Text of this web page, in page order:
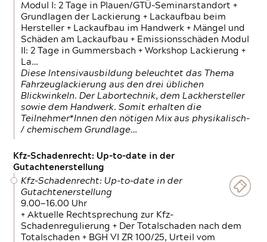
Modul I: 2 Tage in Plauen/GTÜ-Seminarstandort +
Grundlagen der Lackierung + Lackaufbau beim
Hersteller + Lackaufbau im Handwerk + Mängel und
Schäden am Lackaufbau + Emissionsschäden Modul
II: 2 Tage in Gummersbach + Workshop Lackierung +
La…
Diese Intensivausbildung beleuchtet das Thema
Fahrzeuglackierung aus den drei üblichen
Blickwinkeln. Der Labortechnik, dem Lackhersteller
sowie dem Handwerk. Somit erhalten die
Teilnehmer*Innen den nötigen Mix aus physikalisch-
/ chemischem Grundlage…
Kfz-Schadenrecht: Up-to-date in der
Gutachtenerstellung
Kfz-Schadenrecht: Up-to-date in der
Gutachtenerstellung
9.00—16.00 Uhr
+ Aktuelle Rechtsprechung zur Kfz-
Schadenregulierung + Der Totalschaden nach dem
Totalschaden + BGH VI ZR 100/25, Urteil vom